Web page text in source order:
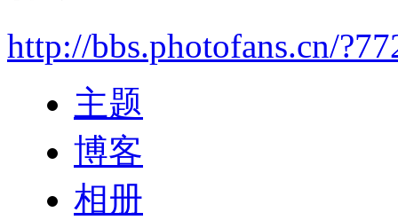
http://bbs.photofans.cn/
主题
博客
相册